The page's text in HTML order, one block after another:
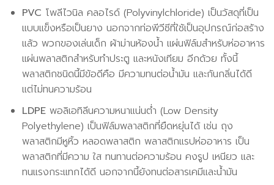
PVC โพลีไวนิล คลอไรด์ (Polyvinylchloride) เป็นวัสดุที่เป็น
แบบแข็งหรือเป็นยาง นอกจากท่อพีวีซีที่ใช้เป็นอุปกรณ์ก่อสร้าง
แล้ว พวกของเล่นเด็ก ผ้าม่านห้องน้ำ แผ่นฟิล์มสำหรับห่ออาหาร
แผ่นพลาสติกสำหรับทำประตู และหนังเทียม อีกด้วย ทั้งนี้
พลาสติกชนิดนี้มีข้อดีคือ มีความทนต่อน้ำมัน และกันกลิ่นได้ดี
แต่ไม่ทนความร้อน
LDPEพอลิเอทิลีนความหนาแน่นต่ำ (Low Density
Polyethylene) เป็นฟิล์มพลาสติกที่ยืดหยุ่นได้ เช่น ถุง
พลาสติกมีหูหิ้ว หลอดพลาสติก พลาสติกแรปห่ออาหาร เป็น
พลาสติกที่มีความ ใส ทนทานต่อความร้อน คงรูป เหนียว และ
ทนแรงกระแทกได้ดี นอกจากนี้ยังทนต่อสารเคมีและน้ำมัน